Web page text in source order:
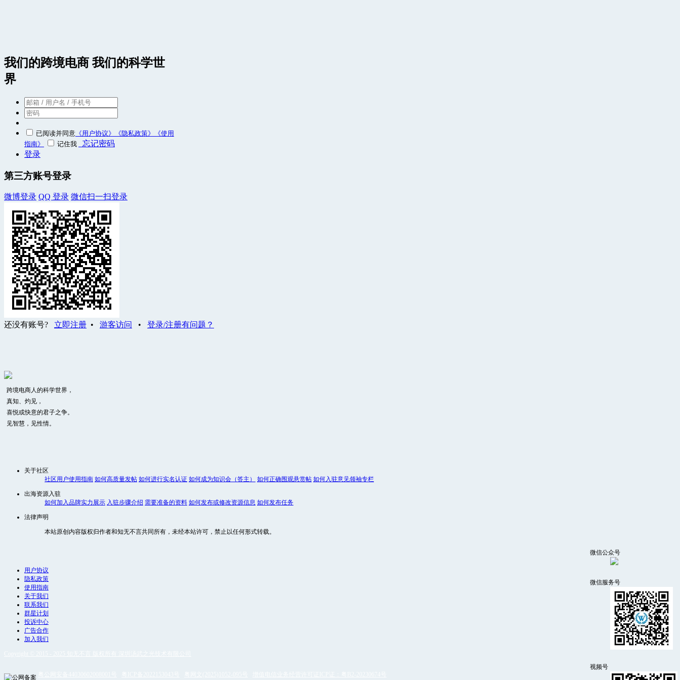
我们的跨境电商 我们的科学世
界
已阅读并同意 《用户协议》 《隐私政策》
《使用
指南》
记住我
忘记密码
登录
第三方账号登录
微博登录 QQ 登录 微信扫一扫登录
还没有账号? 立即注册 • 游客访问 • 登录/注册有问题？
跨境电商人的科学世界，
真知、灼见，
喜悦或快意的君子之争。
见智慧，见性情。
关于社区
社区用户使用指南 如何高质量发帖 如何进行实名认证 如何成为知识会（答主） 如何正确围观悬赏帖 如何入驻意见领袖专栏
出海资源入驻
如何加入品牌实力展示 入驻步骤介绍 需要准备的资料 如何发布或修改资源信息 如何发布任务
法律声明
本站原创内容版权归作者和知无不言共同所有，未经本站许可，禁止以任何形式转载。
微信公众号
微信服务号
视频号
用户协议
隐私政策
使用指南
关于我们
联系我们
群星计划
投诉中心
广告合作
加入我们